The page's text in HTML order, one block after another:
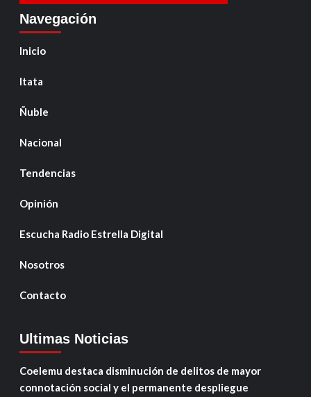
Navegación
Inicio
Itata
Ñuble
Nacional
Tendencias
Opinión
Escucha Radio Estrella Digital
Nosotros
Contacto
Ultimas Noticias
Coelemu destaca disminución de delitos de mayor
connotación social y el permanente despliegue